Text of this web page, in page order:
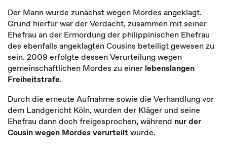
Der Mann wurde zunächst wegen Mordes angeklagt.
Grund hierfür war der Verdacht, zusammen mit seiner
Ehefrau an der Ermordung der philippinischen Ehefrau
des ebenfalls angeklagten Cousins beteiligt gewesen zu
sein. 2009 erfolgte dessen Verurteilung wegen
gemeinschaftlichen Mordes zu einer lebenslangen
Freiheitstrafe.
Durch die erneute Aufnahme sowie die Verhandlung vor
dem Landgericht Köln, wurden der Kläger und seine
Ehefrau dann doch freigesprochen, während nur der
Cousin wegen Mordes verurteilt wurde.